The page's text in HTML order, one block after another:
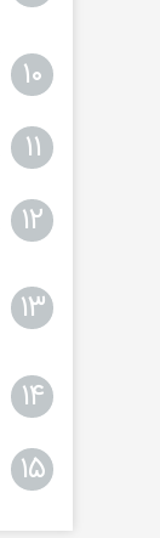
۱۰
۱۱
۱۲
۱۳
۱۴
۱۵